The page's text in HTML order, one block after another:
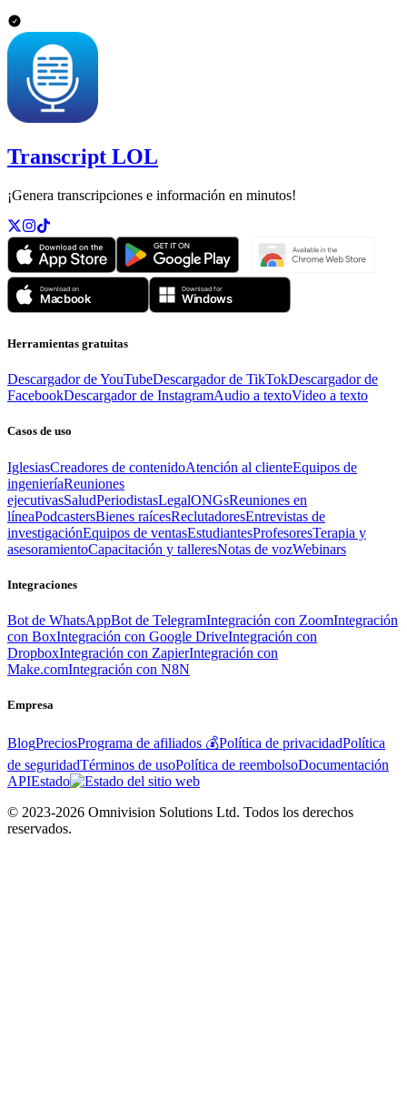
Transcript LOL
¡Genera transcripciones e información en minutos!
Herramientas gratuitas
Descargador de YouTubeDescargador de TikTokDescargador de
FacebookDescargador de InstagramAudio a textoVideo a texto
Casos de uso
IglesiasCreadores de contenidoAtención al clienteEquipos de
ingenieríaReuniones
ejecutivasSaludPeriodistasLegalONGsReuniones en
líneaPodcastersBienes raícesReclutadoresEntrevistas de
investigaciónEquipos de ventasEstudiantesProfesoresTerapia y
asesoramientoCapacitación y talleresNotas de vozWebinars
Integraciones
Bot de WhatsAppBot de TelegramIntegración con ZoomIntegración
con BoxIntegración con Google DriveIntegración con
DropboxIntegración con ZapierIntegración con
Make.comIntegración con N8N
Empresa
BlogPreciosPrograma de afiliados 💰Política de privacidadPolítica
de seguridadTérminos de usoPolítica de reembolsoDocumentación
APIEstado
© 2023-2026 Omnivision Solutions Ltd. Todos los derechos
reservados.